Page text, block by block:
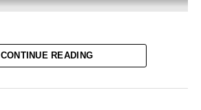
CONTINUE READING